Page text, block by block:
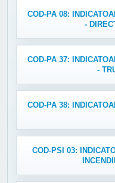
COD-PA 08:
-
COD-PA 37:
-
COD-PA 38:
COD-PSI 03: